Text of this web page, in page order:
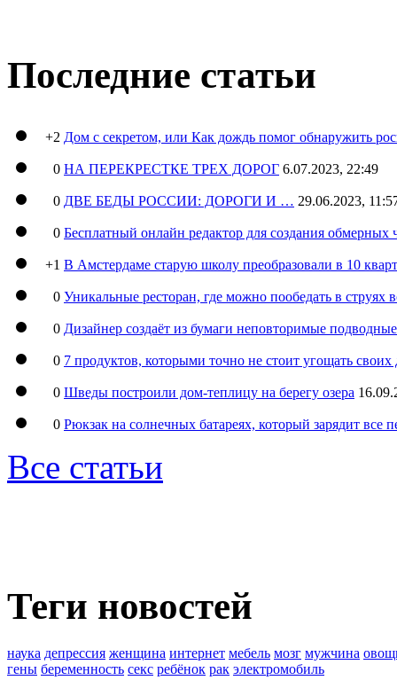
Последние статьи
+2 Дом с секретом, или Как дождь помог обнаружить
0 НА ПЕРЕКРЕСТКЕ ТРЕХ ДОРОГ 6.07.2023, 22:49
0 ДВЕ БЕДЫ РОССИИ: ДОРОГИ И … 29.06.2023,
0 Бесплатный онлайн редактор для создания обмерных
+1 В Амстердаме старую школу преобразовали в 10
0 Уникальные ресторан, где можно пообедать в струях
0 Дизайнер создаёт из бумаги неповторимые
0 7 продуктов, которыми точно не стоит угощать
0 Шведы построили дом-теплицу на берегу озера
0 Рюкзак на солнечных батареях, который зарядит все
Все статьи
Теги новостей
наука депрессия женщина интернет мебель мозг мужчина
гены беременность секс ребёнок рак электромобиль